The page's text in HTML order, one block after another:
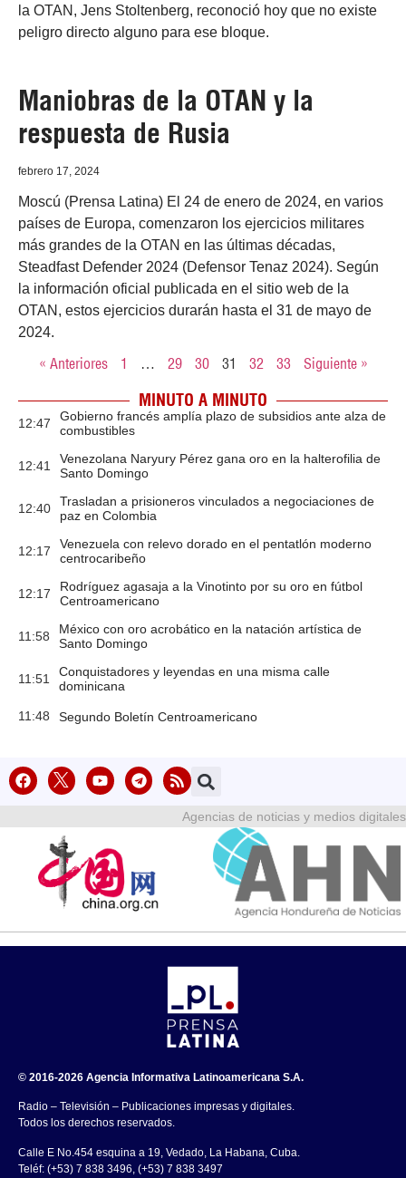
la OTAN, Jens Stoltenberg, reconoció hoy que no existe
peligro directo alguno para ese bloque.
Maniobras de la OTAN y la
respuesta de Rusia
febrero 17, 2024
Moscú (Prensa Latina) El 24 de enero de 2024, en varios
países de Europa, comenzaron los ejercicios militares
más grandes de la OTAN en las últimas décadas,
Steadfast Defender 2024 (Defensor Tenaz 2024). Según
la información oficial publicada en el sitio web de la
OTAN, estos ejercicios durarán hasta el 31 de mayo de
2024.
« Anteriores 1 … 29 30 31 32 33 Siguiente »
MINUTO A MINUTO
12:47
Gobierno francés amplía plazo de subsidios ante alza de
combustibles
12:41
Venezolana Naryury Pérez gana oro en la halterofilia de
Santo Domingo
12:40
Trasladan a prisioneros vinculados a negociaciones de
paz en Colombia
12:17
Venezuela con relevo dorado en el pentatlón moderno
centrocaribeño
12:17
Rodríguez agasaja a la Vinotinto por su oro en fútbol
Centroamericano
11:58
México con oro acrobático en la natación artística de
Santo Domingo
11:51
Conquistadores y leyendas en una misma calle
dominicana
11:48 Segundo Boletín Centroamericano
Agencias de noticias y medios digitales
© 2016-2026 Agencia Informativa Latinoamericana S.A.
Radio – Televisión – Publicaciones impresas y digitales.
Todos los derechos reservados.
Calle E No.454 esquina a 19, Vedado, La Habana, Cuba.
Teléf: (+53) 7 838 3496, (+53) 7 838 3497